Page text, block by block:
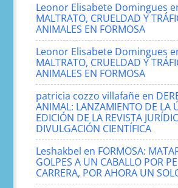
Leonor Elisabete Domingues
MALTRATO, CRUELDAD Y
ANIMALES EN FORMOSA
Leonor Elisabete Domingues
MALTRATO, CRUELDAD Y
ANIMALES EN FORMOSA
patricia cozzo villafañe en
ANIMAL: LANZAMIENTO DE LA
EDICIÓN DE LA REVISTA
DIVULGACIÓN CIENTÍFICA
Leshakbel en FORMOSA:
GOLPES A UN CABALLO POR
CARRERA, POR AHORA UN